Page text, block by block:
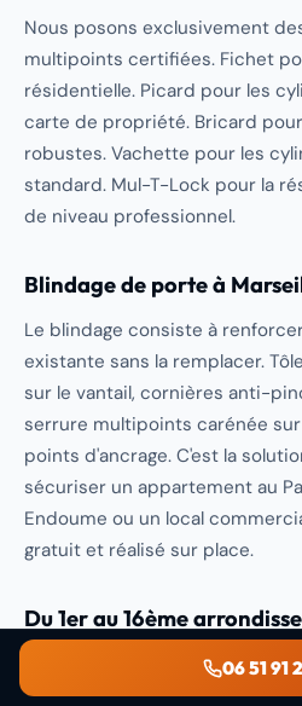
Nous posons exclusivement
multipoints certifiées. Fichet
résidentielle. Picard pour les
carte de propriété. Bricard
robustes. Vachette pour les
standard. Mul-T-Lock pour la
de niveau professionnel.
Blindage de porteà
Le blindage consiste à
existante sans la remplacer.
sur le vantail, cornières anti-
serrure multipoints carénée
points d'ancrage. C'est la
sécuriser un appartement au
Endoume ou un local
gratuit et réalisé sur place.
Du 1er au 16ème
Nos véhicules circulent en
Le Vieux-Port et ses ruelles
06 51 91